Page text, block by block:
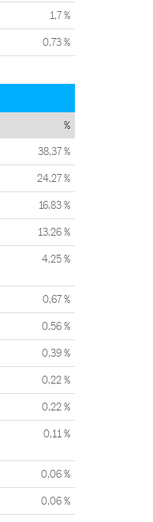
1,7 %
0,73 %
%
38,37 %
24,27 %
16,83 %
13,26 %
4,25 %
0,67 %
0,56 %
0,39 %
0,22 %
0,22 %
0,11 %
0,06 %
0,06 %